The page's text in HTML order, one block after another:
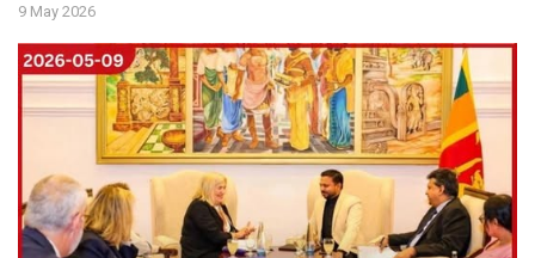
9 May 2026